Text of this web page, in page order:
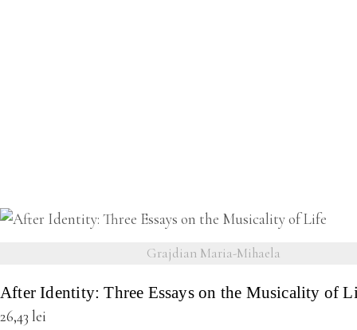
Grajdian Maria-Mihaela
After Identity: Three Essays on the Musicality of
26,43 lei